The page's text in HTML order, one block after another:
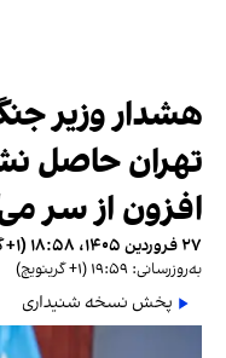
هشدار وزیر
تهران حاصل
افزون از سر
۲۷ فروردین ۱۴۰۵، ۱۸:۵۸ (‎+۱ گرینویچ)
به‌روزرسانی: ۱۹:۵۹ (‎+۱ گرینویچ)
پخش نسخه شنیداری